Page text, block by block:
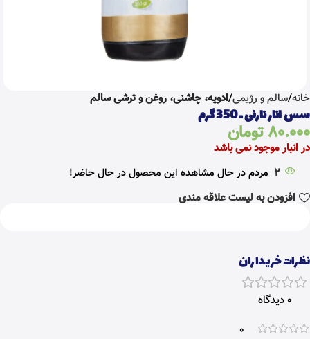
خانه سالم و رژیمی ادویه، چاشنی، روغن و ترشی سالم
سس انار نارنی ـ 350 گرم
80.000تومان
در انبار موجود نمی باشد
2 مردم در حال مشاهده این محصول در حال حاضر!
افزودن به لیست علاقه مندی
نظرات خریداران
0 دیدگاه
0